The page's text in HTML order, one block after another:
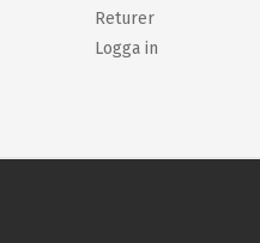
Returer
Logga in